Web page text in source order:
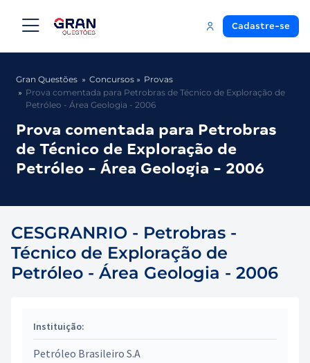
Cadastre-se
Gran Questões Concursos
Provas
Prova comentada para Petrobras de Técnico de Exploração de
Petróleo - Área Geologia - 2006
Prova comentada para Petrobras
de Técnico de Exploração de
Petróleo - Área Geologia - 2006
CESGRANRIO - Petrobras -
Técnico de Exploração de
Petróleo - Área Geologia - 2006
Instituição:
Petróleo Brasileiro S.A